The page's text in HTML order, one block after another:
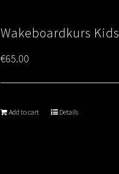
Wakeboardkurs Kids
€65.00
Add to cart Details